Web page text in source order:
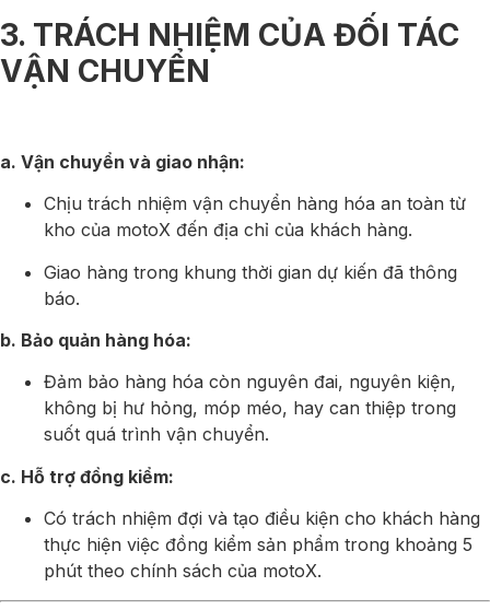
3. TRÁCH NHIỆM CỦA ĐỐI TÁC
VẬN CHUYỂN
a. Vận chuyển và giao nhận:
Chịu trách nhiệm vận chuyển hàng hóa an toàn từ
kho của motoX đến địa chỉ của khách hàng.
Giao hàng trong khung thời gian dự kiến đã thông
báo.
b. Bảo quản hàng hóa:
Đảm bảo hàng hóa còn nguyên đai, nguyên kiện,
không bị hư hỏng, móp méo, hay can thiệp trong
suốt quá trình vận chuyển.
c. Hỗ trợ đồng kiểm:
Có trách nhiệm đợi và tạo điều kiện cho khách hàng
thực hiện việc đồng kiểm sản phẩm trong khoảng 5
phút theo chính sách của motoX.